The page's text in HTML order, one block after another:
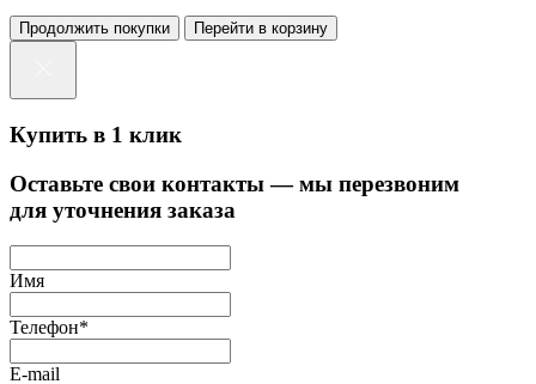
Продолжить покупки Перейти в корзину
Купить в 1 клик
Оставьте свои контакты — мы перезвоним
для уточнения заказа
Имя
Телефон*
E-mail